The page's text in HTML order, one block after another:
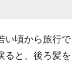
い頃から旅行で
ると、後ろ髪を